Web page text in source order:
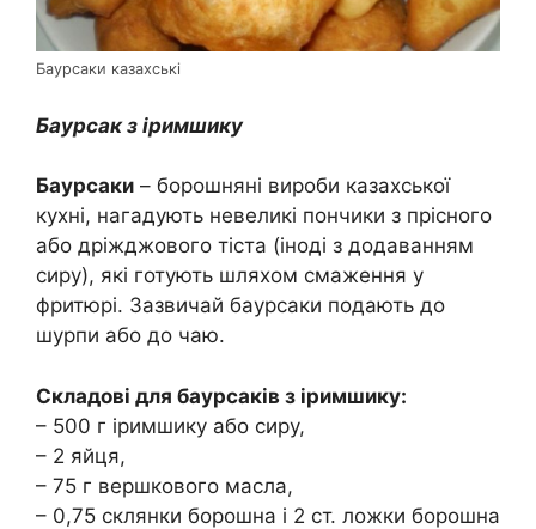
Баурсаки казахські
Баурсак з іримшику
Баурсаки – борошняні вироби казахської
кухні, нагадують невеликі пончики з прісного
або дріжджового тіста (іноді з додаванням
сиру), які готують шляхом смаження у
фритюрі. Зазвичай баурсаки подають до
шурпи або до чаю.
Складові для баурсаків з іримшику:
– 500 г іримшику або сиру,
– 2 яйця,
– 75 г вершкового масла,
– 0,75 склянки борошна і 2 ст. ложки борошна